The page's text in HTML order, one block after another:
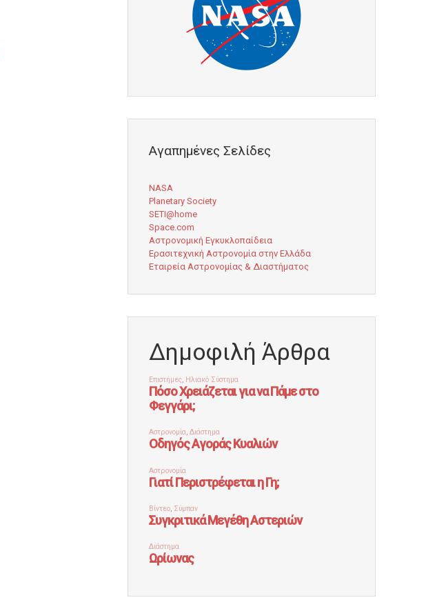
Αγαπημένες Σελίδες
NASA
Planetary Society
SETI@home
Space.com
Αστρονομική Εγκυκλοπαίδεια
Ερασιτεχνική Αστρονομία στην Ελλάδα
Εταιρεία Αστρονομίας & Διαστήματος
Δημοφιλή Άρθρα